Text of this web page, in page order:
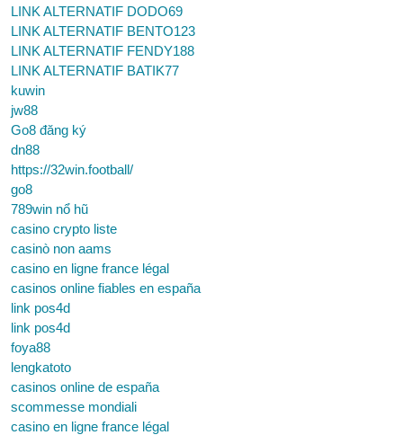
LINK ALTERNATIF DODO69
LINK ALTERNATIF BENTO123
LINK ALTERNATIF FENDY188
LINK ALTERNATIF BATIK77
kuwin
jw88
Go8 đăng ký
dn88
https://32win.football/
go8
789win nổ hũ
casino crypto liste
casinò non aams
casino en ligne france légal
casinos online fiables en españa
link pos4d
link pos4d
foya88
lengkatoto
casinos online de españa
scommesse mondiali
casino en ligne france légal